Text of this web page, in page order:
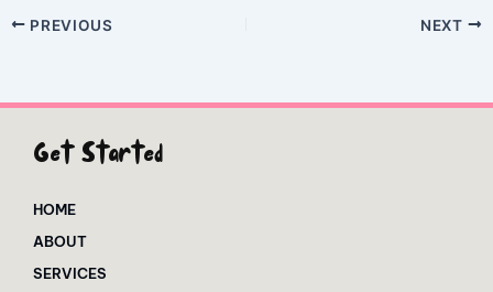
PREVIOUS NEXT
Get Started
HOME
ABOUT
SERVICES